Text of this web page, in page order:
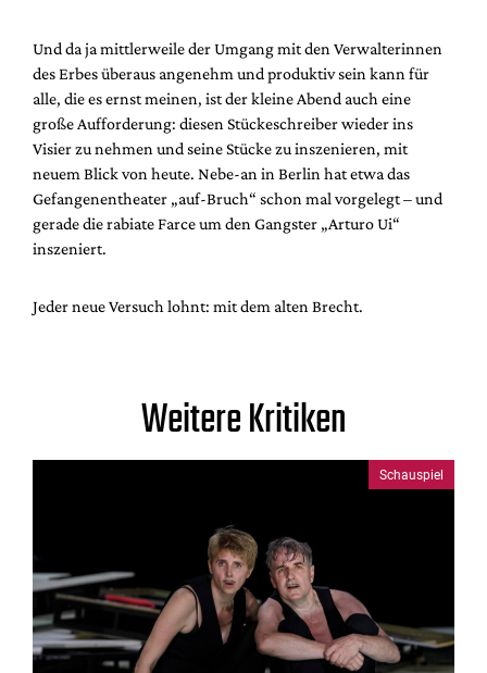
Und da ja mittlerweile der Umgang mit den Verwalterinnen
des Erbes überaus angenehm und produktiv sein kann für
alle, die es ernst meinen, ist der kleine Abend auch eine
große Aufforderung: diesen Stückeschreiber wieder ins
Visier zu nehmen und seine Stücke zu inszenieren, mit
neuem Blick von heute. Nebe-an in Berlin hat etwa das
Gefangenentheater „auf-Bruch“ schon mal vorgelegt – und
gerade die rabiate Farce um den Gangster „Arturo Ui“
inszeniert.
Jeder neue Versuch lohnt: mit dem alten Brecht.
Weitere Kritiken
Schauspiel